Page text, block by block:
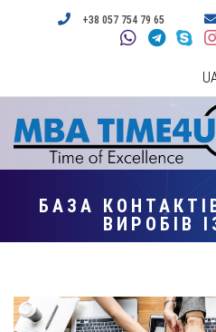
+38 057 754 79 65
БАЗА
ВИРОБІВ